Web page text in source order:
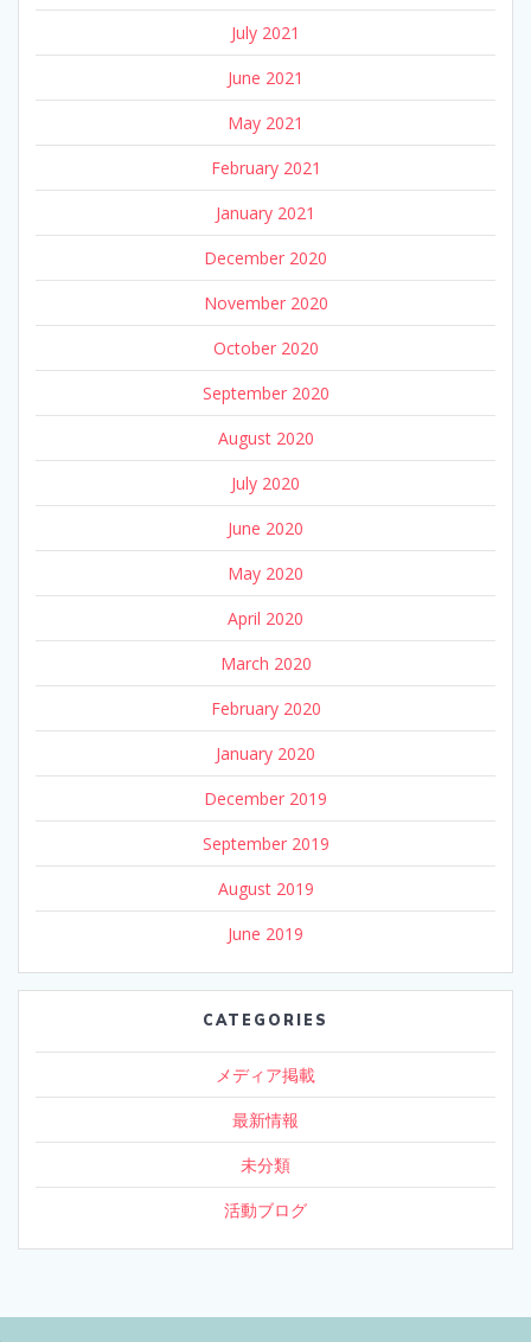
July 2021
June 2021
May 2021
February 2021
January 2021
December 2020
November 2020
October 2020
September 2020
August 2020
July 2020
June 2020
May 2020
April 2020
March 2020
February 2020
January 2020
December 2019
September 2019
August 2019
June 2019
CATEGORIES
メディア掲載
最新情報
未分類
活動ブログ